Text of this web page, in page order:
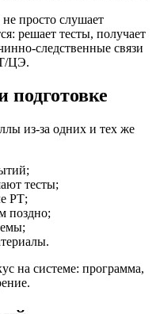
просто слушает
решает тесты, получает
следственные связи
ЦЭ.
из-за одних и тех же
тесты;
РТ;
поздно;
на системе: программа,